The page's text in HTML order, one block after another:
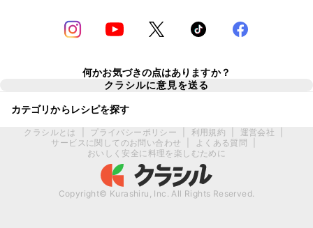
何かお気づきの点はありますか？
クラシルに意見を送る
カテゴリからレシピを探す
クラシルとは プライバシーポリシー 利用規約 運営会社
サービスに関してのお問い合わせ
よくある質問
おいしく安全に料理を楽しむために
Copyright© Kurashiru, Inc. All Rights Reserved.